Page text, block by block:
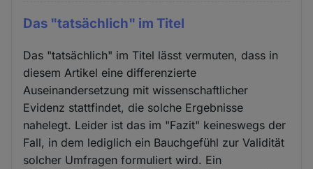
Das "tatsächlich" im Titel
Das "tatsächlich" im Titel lässt vermuten, dass in
diesem Artikel eine differenzierte
Auseinandersetzung mit wissenschaftlicher
Evidenz stattfindet, die solche Ergebnisse
nahelegt. Leider ist das im "Fazit" keineswegs der
Fall, in dem lediglich ein Bauchgefühl zur Validität
solcher Umfragen formuliert wird. Ein